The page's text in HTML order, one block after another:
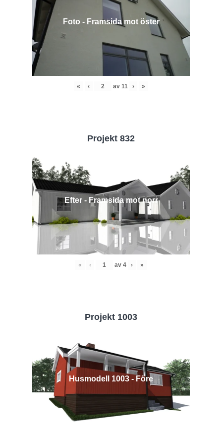
Foto - Framsida mot öster
« ‹ av 11 › »
Projekt 832
Efter - Framsida mot norr
« ‹ av 4 › »
Projekt 1003
Husmodell 1003 - Före